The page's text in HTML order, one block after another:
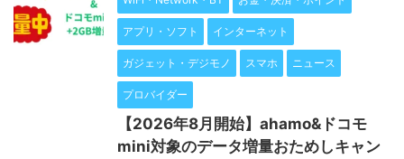
アプリ・ソフト インターネット
ガジェット・デジモノ スマホ ニュース
プロバイダー
【2026年8月開始】ahamo&ドコモ
mini対象のデータ増量おためしキャン